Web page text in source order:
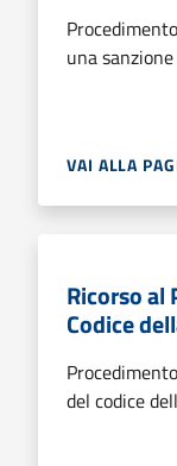
una
VAI ALLA
Ricorso al
Codice
del codice